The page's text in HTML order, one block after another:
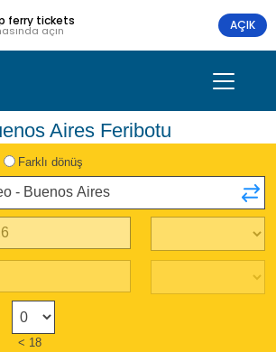
ferry tickets
açın AÇIK
Aires Feribotu
Farklı dönüş
< 18